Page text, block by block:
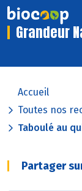
Grandeur
Accueil
Toutes nos
Taboulé au
Partager